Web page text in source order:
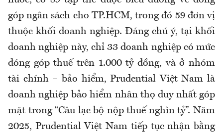
góp ngân sách cho TP.HCM, trong đó 59 đơn vị
thuộc khối doanh nghiệp. Đáng chú ý, tại khối
doanh nghiệp này, chỉ 33 doanh nghiệp có mức
đóng góp thuế trên 1.000 tỷ đồng, và ở nhóm
tài chính – bảo hiểm, Prudential Việt Nam là
doanh nghiệp bảo hiểm nhân thọ duy nhất góp
mặt trong “Câu lạc bộ nộp thuế nghìn tỷ”. Năm
2025, Prudential Việt Nam tiếp tục nhận bằng